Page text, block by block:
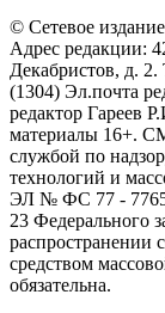
© Сетевое
Адрес редакции:
Декабристов, д.
(1304) Эл.почта
редактор Гареев
материалы 16+.
службой по
технологий и
ЭЛ № ФС 77 -
23 Федерального
распространении
средством
обязательна.